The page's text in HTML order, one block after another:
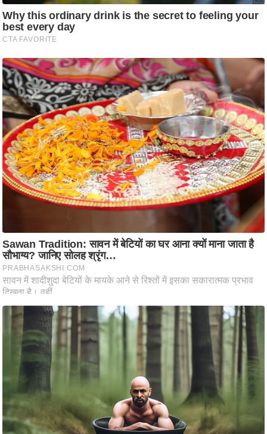
चा
य
प
र
स
मी
क्षा
ध
र्म
ज्यो
ति
ष
म
हि
मा
/
ध
र्म
स्थ
त्यो
हा
र